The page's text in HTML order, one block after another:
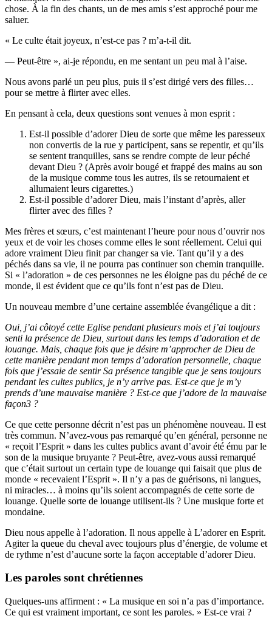
chose. À la fin des chants, un de mes amis s’est approché pour me
saluer.
« Le culte était joyeux, n’est-ce pas ? m’a-t-il dit.
— Peut-être », ai-je répondu, en me sentant un peu mal à l’aise.
Nous avons parlé un peu plus, puis il s’est dirigé vers des filles…
pour se mettre à flirter avec elles.
En pensant à cela, deux questions sont venues à mon esprit :
Est-il possible d’adorer Dieu de sorte que même les paresseux
non convertis de la rue y participent, sans se repentir, et qu’ils
se sentent tranquilles, sans se rendre compte de leur péché
devant Dieu ? (Après avoir bougé et frappé des mains au son
de la musique comme tous les autres, ils se retournaient et
allumaient leurs cigarettes.)
Est-il possible d’adorer Dieu, mais l’instant d’après, aller
flirter avec des filles ?
Mes frères et sœurs, c’est maintenant l’heure pour nous d’ouvrir nos
yeux et de voir les choses comme elles le sont réellement. Celui qui
adore vraiment Dieu finit par changer sa vie. Tant qu’il y a des
péchés dans sa vie, il ne pourra pas continuer son chemin tranquille.
Si « l’adoration » de ces personnes ne les éloigne pas du péché de ce
monde, il est évident que ce qu’ils font n’est pas de Dieu.
Un nouveau membre d’une certaine assemblée évangélique a dit :
Oui, j’ai côtoyé cette Eglise pendant plusieurs mois et j’ai toujours
senti la présence de Dieu, surtout dans les temps d’adoration et de
louange. Mais, chaque fois que je désire m’approcher de Dieu de
cette manière pendant mon temps d’adoration personnelle, chaque
fois que j’essaie de sentir Sa présence tangible que je sens toujours
pendant les cultes publics, je n’y arrive pas. Est-ce que je m’y
prends d’une mauvaise manière ? Est-ce que j’adore de la mauvaise
façon3 ?
Ce que cette personne décrit n’est pas un phénomène nouveau. Il est
très commun. N’avez-vous pas remarqué qu’en général, personne ne
« reçoit l’Esprit » dans les cultes publics avant d’avoir été ému par le
son de la musique bruyante ? Peut-être, avez-vous aussi remarqué
que c’était surtout un certain type de louange qui faisait que plus de
monde « recevaient l’Esprit ». Il n’y a pas de guérisons, ni langues,
ni miracles… à moins qu’ils soient accompagnés de cette sorte de
louange. Quelle sorte de louange utilisent-ils ? Une musique forte et
mondaine.
Dieu nous appelle à l’adoration. Il nous appelle à L’adorer en Esprit.
Agiter la queue du cheval avec toujours plus d’énergie, de volume et
de rythme n’est d’aucune sorte la façon acceptable d’adorer Dieu.
Les paroles sont chrétiennes
Quelques-uns affirment : « La musique en soi n’a pas d’importance.
Ce qui est vraiment important, ce sont les paroles. » Est-ce vrai ?